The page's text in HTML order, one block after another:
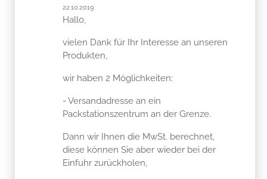
22.10.2019
Hallo,
vielen Dank für Ihr Interesse an unseren
Produkten,
wir haben 2 Möglichkeiten:
- Versandadresse an ein
Packstationszentrum an der Grenze.
Dann wir Ihnen die MwSt. berechnet,
diese können Sie aber wieder bei der
Einfuhr zurückholen,